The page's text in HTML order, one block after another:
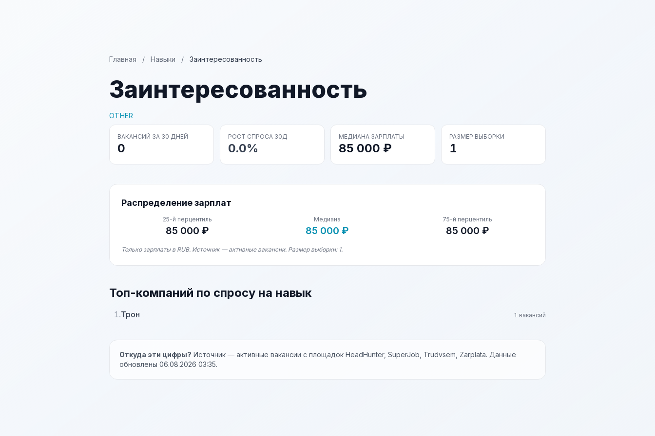
Главная / Навыки / Заинтересованность
Заинтересованность
OTHER
ВАКАНСИЙ ЗА 30 ДНЕЙ
0
РОСТ СПРОСА 30Д
0.0%
МЕДИАНА ЗАРПЛАТЫ
85 000 ₽
РАЗМЕР ВЫБОРКИ
1
Распределение зарплат
25-й перцентиль
85 000 ₽
Медиана
85 000 ₽
75-й перцентиль
85 000 ₽
Только зарплаты в RUB. Источник — активные вакансии. Размер выборки: 1.
Топ-компаний по спросу на навык
1.Трон 1 вакансий
Откуда эти цифры? Источник — активные вакансии с площадок HeadHunter, SuperJob, Trudvsem, Zarplata. Данные
обновлены 06.08.2026 03:35.